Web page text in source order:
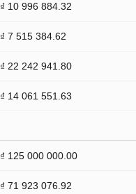
₫ 10 996 884.32
₫ 7 515 384.62
₫ 22 242 941.80
₫ 14 061 551.63
₫ 125 000 000.00
₫ 71 923 076.92